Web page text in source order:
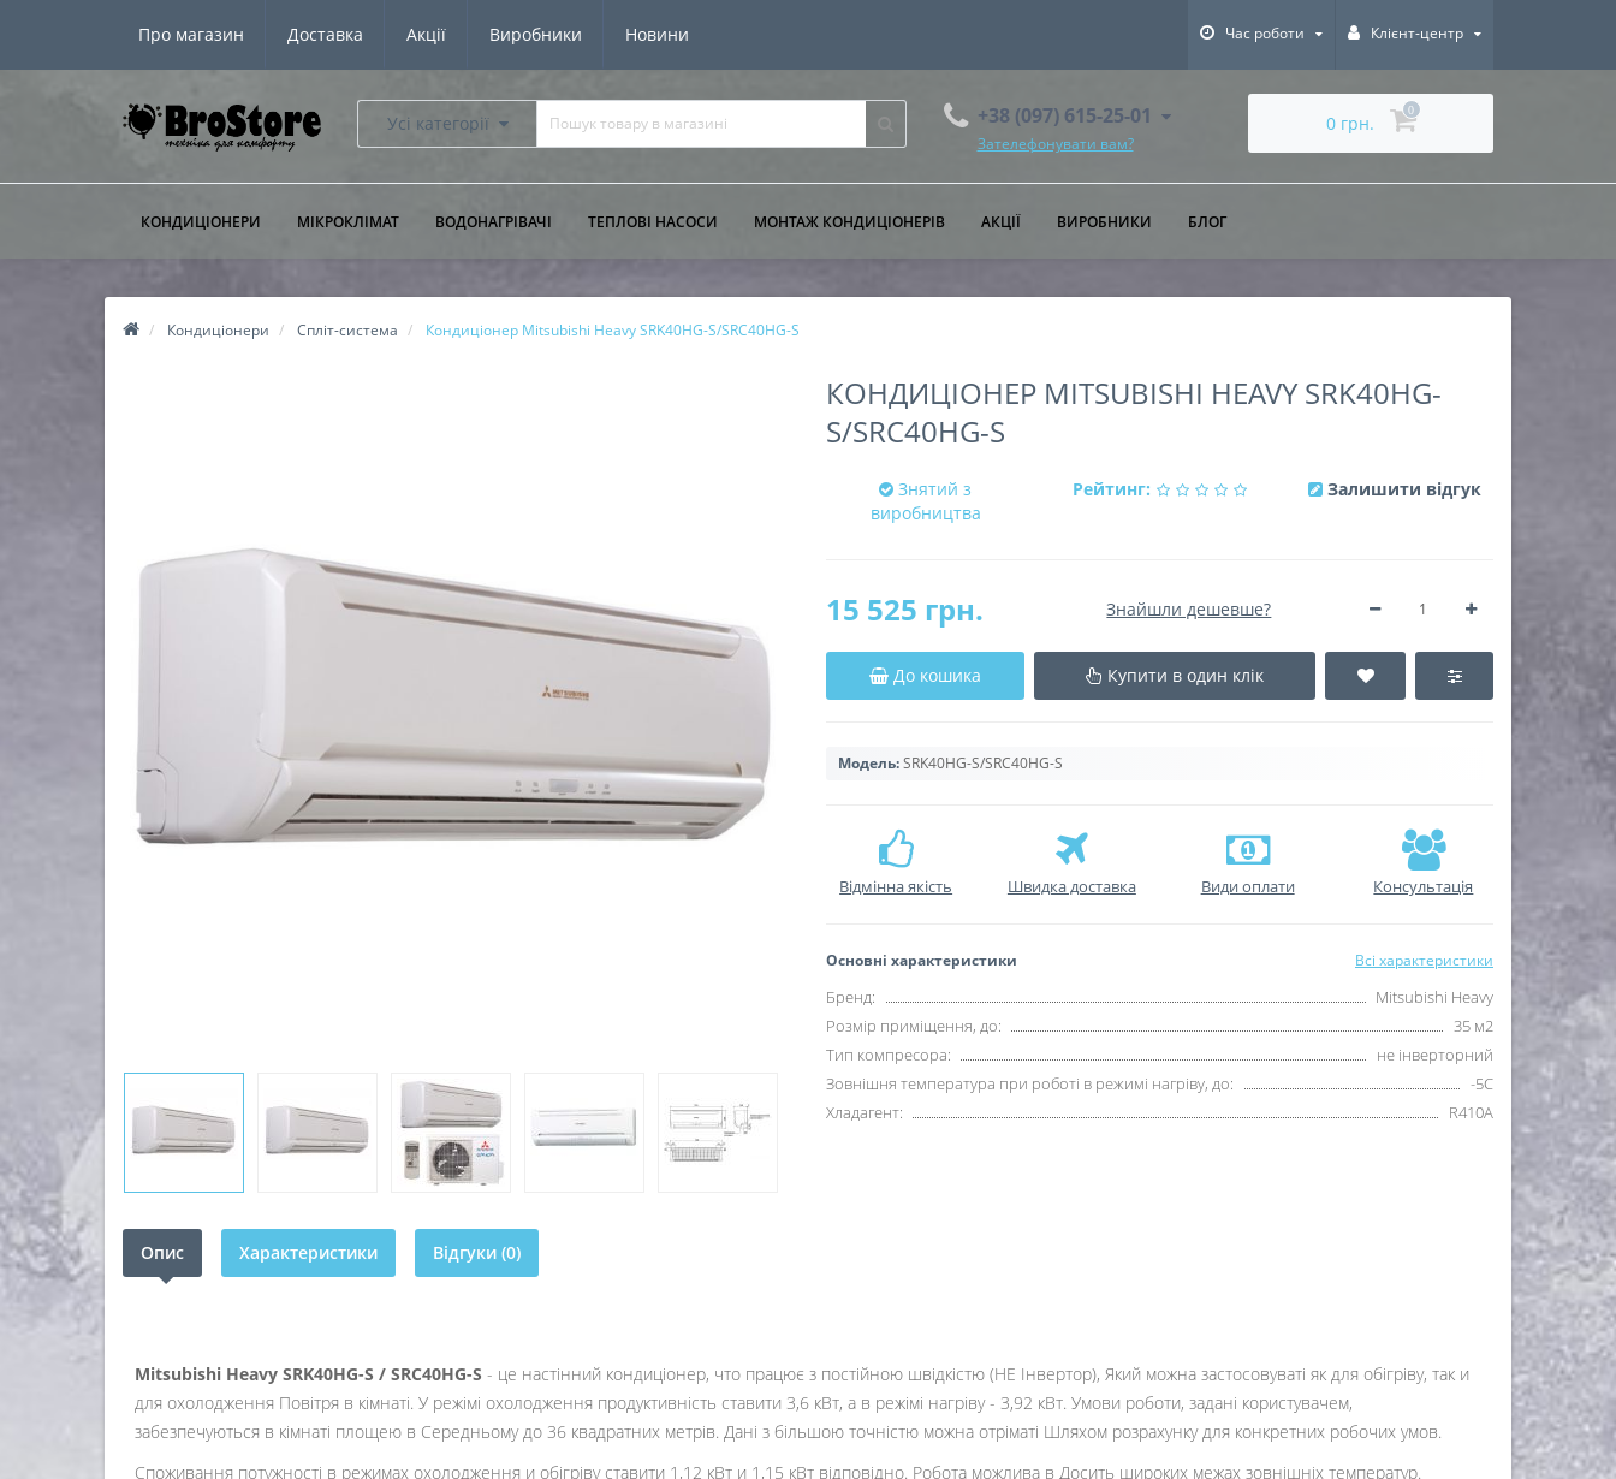
Про магазин Доставка Акції Виробники Новини Час роботи Клієнт-центр
Усі категорії +38 (097) 615-25-01
Зателефонувати вам?
0 грн.
0
КОНДИЦІОНЕРИ МІКРОКЛІМАТ ВОДОНАГРІВАЧІ ТЕПЛОВІ НАСОСИ МОНТАЖ КОНДИЦІОНЕРІВ АКЦІЇ ВИРОБНИКИ БЛОГ
Кондиціонери Спліт-система Кондиціонер Mitsubishi Heavy SRK40HG-S/SRC40HG-S
КОНДИЦІОНЕР MITSUBISHI HEAVY SRK40HG-
S/SRC40HG-S
Знятий з
виробництва
Рейтинг: Залишити відгук
15 525 грн. Знайшли дешевше?
До кошика Купити в один клік
Модель:SRK40HG-S/SRC40HG-S
Відмінна якість Швидка доставка Види оплати Консультація
Основні характеристики Всі характеристики
Бренд:
Mitsubishi Heavy
Розмір приміщення, до:
35 м2
Тип компресора:
не інверторний
Зовнішня температура при роботі в режимі нагріву, до:
-5С
Хладагент:
R410А
Опис Характеристики Відгуки (0)
Mitsubishi Heavy SRK40HG-S / SRC40HG-S - це настінний кондиціонер, что працює з постійною швідкістю (НЕ Інвертор), Який можна застосовуваті як для обігріву, так и
для охолодження Повітря в кімнаті. У режімі охолодження продуктивність ставити 3,6 кВт, а в режімі нагріву - 3,92 кВт. Умови роботи, задані користувачем,
забезпечуються в кімнаті площею в Середньому до 36 квадратних метрів. Дані з більшою точністю можна отріматі Шляхом розрахунку для конкретних робочих умов.
Споживання потужності в режимах охолодження и обігріву ставити 1,12 кВт и 1,15 кВт відповідно. Робота можлива в Досить широких межах зовнішніх температур.